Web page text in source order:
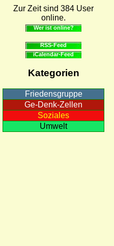
Zur Zeit sind 384 User
online.
Wer ist online?
RSS-Feed
iCalendar-Feed
Kategorien
Friedensgruppe
Ge-Denk-Zellen
Soziales
Umwelt